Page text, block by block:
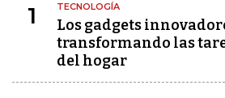
1 TECNOLOGÍA
Los gadgets
transformando las
del hogar